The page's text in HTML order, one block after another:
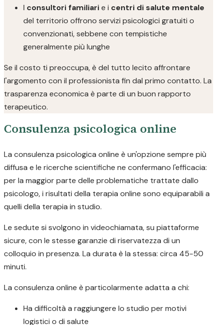
I consultori familiarie i centri di salute mentale
del territorio offrono servizi psicologici gratuiti o
convenzionati, sebbene con tempistiche
generalmente più lunghe
Se il costo ti preoccupa, è del tutto lecito affrontare
l'argomento con il professionista fin dal primo contatto. La
trasparenza economica è parte di un buon rapporto
terapeutico.
Consulenza psicologica online
La consulenza psicologica online è un'opzione sempre più
diffusa e le ricerche scientifiche ne confermano l'efficacia:
per la maggior parte delle problematiche trattate dallo
psicologo, i risultati della terapia online sono equiparabili a
quelli della terapia in studio.
Le sedute si svolgono in videochiamata, su piattaforme
sicure, con le stesse garanzie di riservatezza di un
colloquio in presenza. La durata è la stessa: circa 45-50
minuti.
La consulenza online è particolarmente adatta a chi:
Ha difficoltà a raggiungere lo studio per motivi
logistici o di salute